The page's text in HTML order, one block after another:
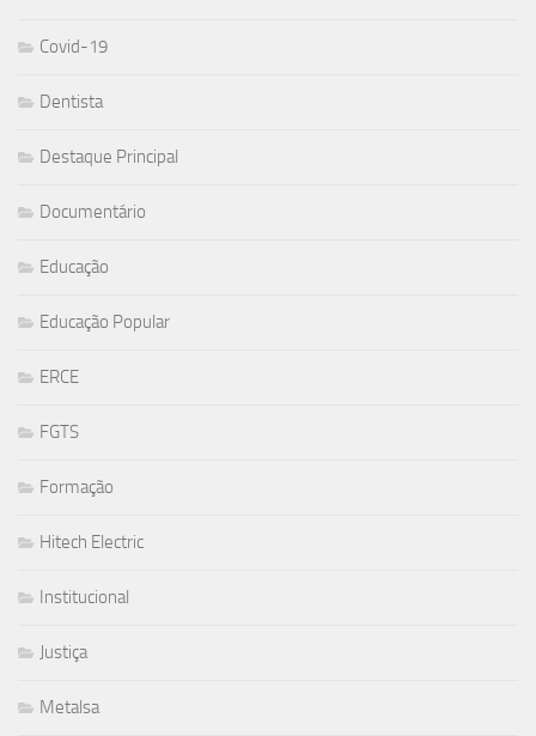
Covid-19
Dentista
Destaque Principal
Documentário
Educação
Educação Popular
ERCE
FGTS
Formação
Hitech Electric
Institucional
Justiça
Metalsa